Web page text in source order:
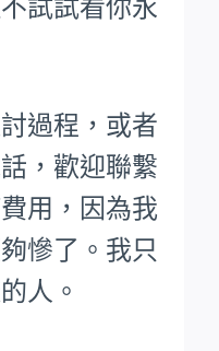
試試看你永
過程，或者
，歡迎聯繫
用，因為我
慘了。我只
人。